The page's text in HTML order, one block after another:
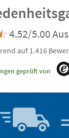
4.52/5.00
auf 1.416
geprüft von